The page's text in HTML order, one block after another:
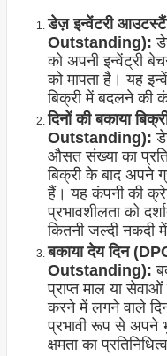
डेज़ इन्वेंटरी
Outstanding):
को अपनी इन्वेंट्री
को मापता है। यह
बिक्री में बदलने की
दिनों की बकाया
Outstanding):
औसत संख्या का
बिक्री के बाद अपने
हैं। यह कंपनी की
प्रभावशीलता को
कितनी जल्दी नकदी में
बकाया देय दिन
Outstanding):
प्राप्त माल या
करने में लगने वाले
प्रभावी रूप से अपने
क्षमता का